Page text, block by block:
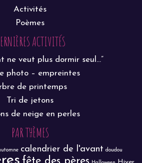
Activités
Poèmes
ACTIVITÉS
ne veut plus dormir seul…”
photo – empreintes
de printemps
Tri de jetons
de neige en perles
PAR THÈMES
calendrier de l'avant doudou